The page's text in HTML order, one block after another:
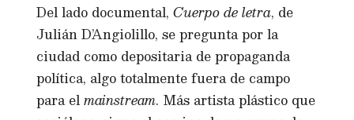
Del lado documental,Cuerpo de letra, de
Julián D’Angiolillo, se pregunta por la
ciudad como depositaria de propaganda
política, algo totalmente fuera de campo
para elmainstream. Más artista plástico que